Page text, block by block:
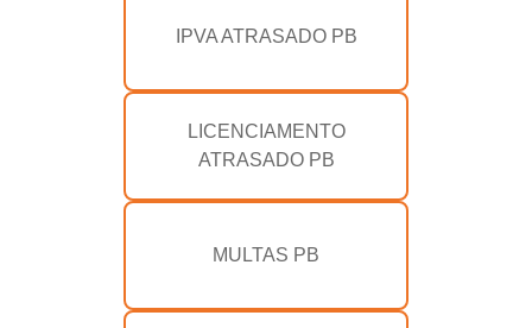
IPVA ATRASADO PB
LICENCIAMENTO
ATRASADO PB
MULTAS PB